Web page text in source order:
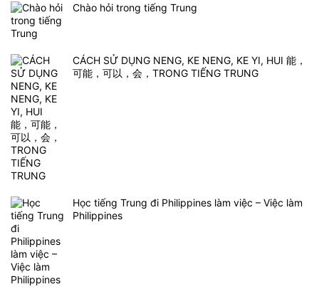
Chào hỏi trong tiếng Trung
CÁCH SỬ DỤNG NENG, KE NENG, KE YI, HUI 能，
可能，可以，会，TRONG TIẾNG TRUNG
Học tiếng Trung đi Philippines làm việc – Việc làm
Philippines